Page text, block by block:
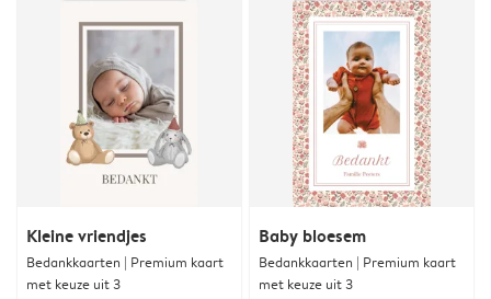
Kleine vriendjes
Bedankkaarten | Premium kaart
met keuze uit 3
Baby bloesem
Bedankkaarten | Premium kaart
met keuze uit 3